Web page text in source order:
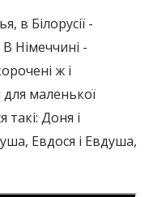
в Білорусії -
Німеччині -
ж і
маленької
такі: Доня і
Евдося і Евдуша,